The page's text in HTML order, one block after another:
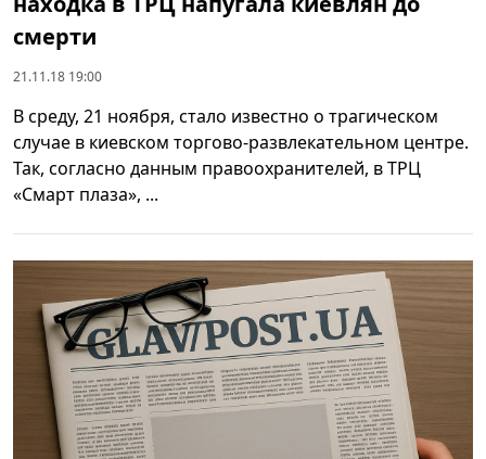
смерти
21.11.18 19:00
В среду, 21 ноября, стало известно о трагическом
случае в киевском торгово-развлекательном центре.
Так, согласно данным правоохранителей, в ТРЦ
«Смарт плаза», ...